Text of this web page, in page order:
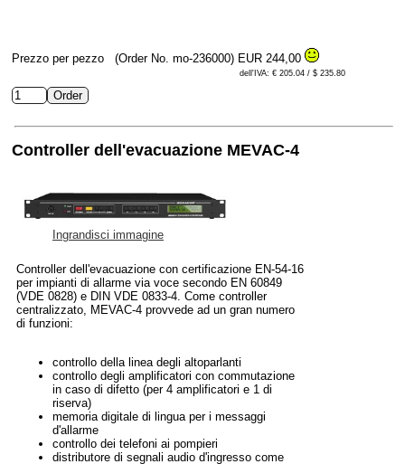
Prezzo per pezzo (Order No. mo-236000) EUR 244,00
dell'IVA: € 205.04 / $ 235.80
Controller dell'evacuazione MEVAC-4
Ingrandisci immagine
Controller dell'evacuazione con certificazione EN-54-16
per impianti di allarme via voce secondo EN 60849
(VDE 0828) e DIN VDE 0833-4. Come controller
centralizzato, MEVAC-4 provvede ad un gran numero
di funzioni:
controllo della linea degli altoparlanti
controllo degli amplificatori con commutazione
in caso di difetto (per 4 amplificatori e 1 di
riserva)
memoria digitale di lingua per i messaggi
d'allarme
controllo dei telefoni ai pompieri
distributore di segnali audio d'ingresso come